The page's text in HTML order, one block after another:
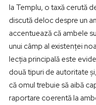
la Templu, o taxă cerută
discută deloc despre un
accentuează că ambele
unui câmp al existenței
lecția principală este
două tipuri de autoritate
că omul trebuie să aibă
raportare coerentă la